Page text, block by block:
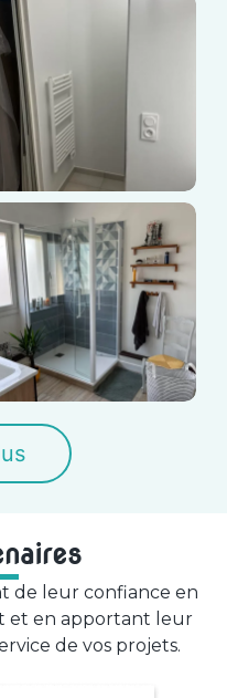
de leur confiance en
et en apportant leur
de vos projets.